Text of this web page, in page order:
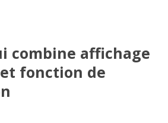
combine affichage
fonction de